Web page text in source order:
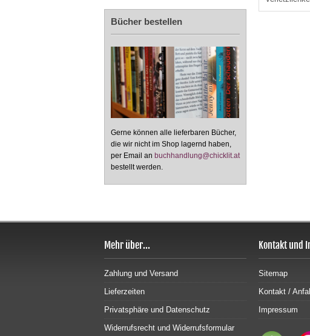
Bücher bestellen
Gerne können alle lieferbaren Bücher,
die wir nicht im Shop lagernd haben,
per Email an buchhandlung@chicklit.at
bestellt werden.
Mehr über...
Zahlung und Versand
Lieferzeiten
Privatsphäre und Datenschutz
Widerrufsrecht und Widerrufsformular
Kontakt und
Sitemap
Kontakt /
Impressum